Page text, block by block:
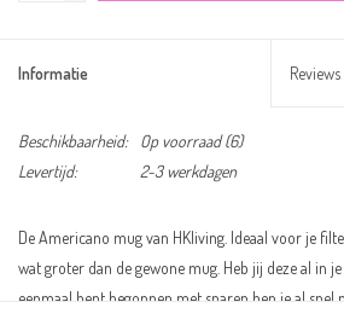
Informatie Reviews
Beschikbaarheid: Op voorraad(6)
Levertijd:
2-3 werkdagen
De Americano mug van HKliving. Ideaal voor je
wat groter dan de gewone mug. Heb jij deze al in
eenmaal bent begonnen met sparen ben je al snel